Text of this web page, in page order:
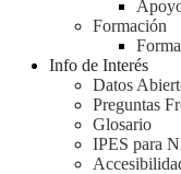
Formación
Info de Interés
Datos
Preguntas
Glosario
IPES para